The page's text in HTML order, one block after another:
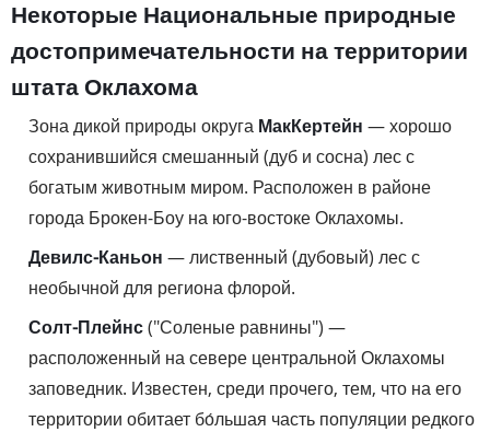
Некоторые Национальные природные
достопримечательности на территории
штата Оклахома
Зона дикой природы округа МакКертейн — хорошо
сохранившийся смешанный (дуб и сосна) лес с
богатым животным миром. Расположен в районе
города Брокен-Боу на юго-востоке Оклахомы.
Девилс-Каньон — лиственный (дубовый) лес с
необычной для региона флорой.
Солт-Плейнс("Соленые равнины") —
расположенный на севере центральной Оклахомы
заповедник. Известен, среди прочего, тем, что на его
территории обитает бо́льшая часть популяции редкого